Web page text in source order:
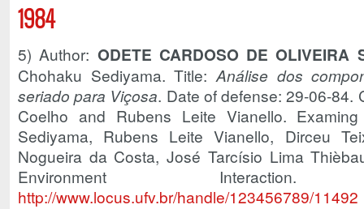
1984
5) Author: ODETE CARDOSO DE OLIVEIRA
Chohaku Sediyama. Title: Análise dos
seriado para Viçosa. Date of defense: 29-06-84.
Coelho and Rubens Leite Vianello.
Sediyama, Rubens Leite Vianello, Dirceu
Nogueira da Costa, José Tarcísio Lima
Environment
http://www.locus.ufv.br/handle/123456789/11492